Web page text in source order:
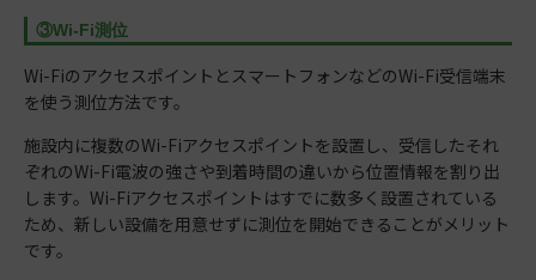
③Wi-Fi測位
Wi-FiのアクセスポイントとスマートフォンなどのWi-Fi受信端末
を使う測位方法です。
施設内に複数のWi-Fiアクセスポイントを設置し、受信したそれ
ぞれのWi-Fi電波の強さや到着時間の違いから位置情報を割り出
します。Wi-Fiアクセスポイントはすでに数多く設置されている
ため、新しい設備を用意せずに測位を開始できることがメリット
です。